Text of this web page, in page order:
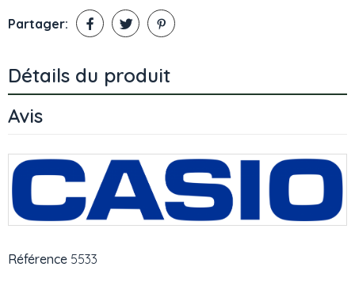
Partager:
Détails du produit
Avis
Référence 5533